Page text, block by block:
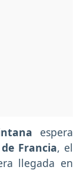
espera
de Francia, el
llegada en